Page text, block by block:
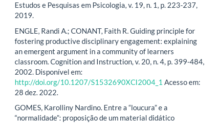
Estudos e Pesquisas em Psicologia, v. 19, n. 1, p. 223-237,
2019.
ENGLE, Randi A.; CONANT, Faith R. Guiding principle for
fostering productive disciplinary engagement: explaining
an emergent argument in a community of learners
classroom. Cognition and Instruction, v. 20, n. 4, p. 399-484,
2002. Disponível em:
http://doi.org/10.1207/S1532690XCI2004_1 Acesso em:
28 dez. 2022.
GOMES, Karolliny Nardino. Entre a “loucura” e a
“normalidade”: proposição de um material didático